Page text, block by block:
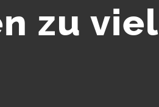
zu viel